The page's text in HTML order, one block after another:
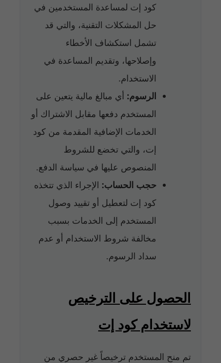
كود إت لمساعدة المستخدمين في
حل المشكلات التقنية، والتي قد
تشمل استكشاف الأخطاء
وإصلاحها، وتقديم المساعدة في
الاستخدام.
الرسوم: أي مبالغ مالية يتعين على
المستخدم دفعها مقابل الاشتراك أو
الخدمات الإضافية المقدمة من كود
إت، والتي تخضع للشروط
المنصوص عليها في سياسة الدفع.
حجب الحساب: الإجراء الذي تتخذه
كود إت لتعطيل أو تقييد وصول
المستخدم إلى الخدمات بسبب
مخالفة شروط الاستخدام أو عدم
سداد الرسوم.
الحصول على الترخيص
لاستخدام كود إت
تم منح المستخدم ترخيصاً غير حصري من